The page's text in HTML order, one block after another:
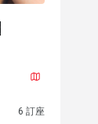
6 訂座